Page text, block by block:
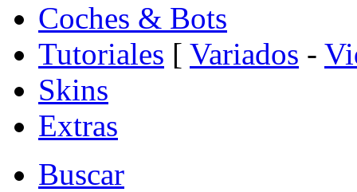
Coches & Bots
Tutoriales [ Variados -
Skins
Extras
Buscar